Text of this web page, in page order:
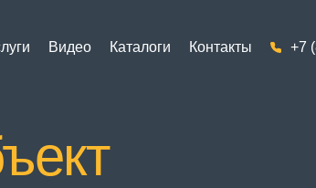
Видео Каталоги Контакты +7